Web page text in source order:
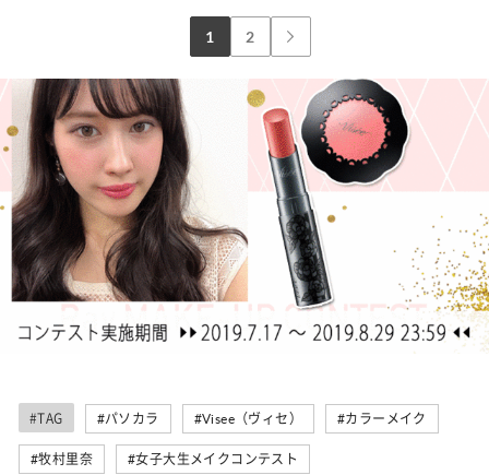
1 2
#TAG #パソカラ #Visee（ヴィセ） #カラーメイク
#牧村里奈 #女子大生メイクコンテスト